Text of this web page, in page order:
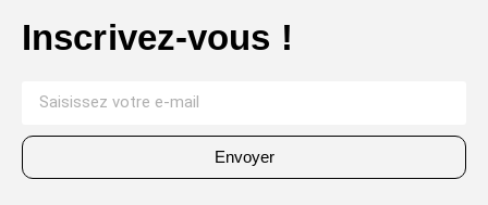
Inscrivez-vous !
Envoyer